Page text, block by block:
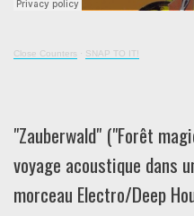
Close Counters · SNAP TO IT!
"Zauberwald" ("Forêt
voyage acoustique dans
morceau Electro/Deep